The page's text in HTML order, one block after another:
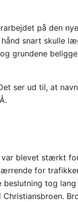
på den
snart skulle
grundene
ser ud til, at
blevet stærkt
for
beslutning tog